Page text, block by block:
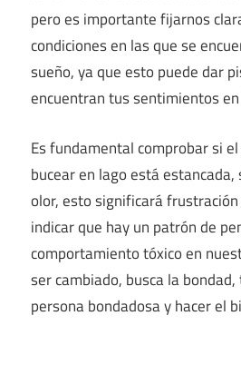
pero es importante fijarnos
condiciones en las que se
sueño, ya que esto puede dar
encuentran tus sentimientos
Es fundamental comprobar si
bucear en lago está
olor, esto significará
indicar que hay un patrón de
comportamiento tóxico en
ser cambiado, busca la
persona bondadosa y hacer el